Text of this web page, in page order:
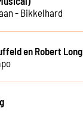
- Bikkelhard
en Robert Long